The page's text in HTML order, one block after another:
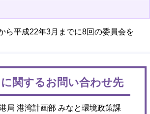
ら平成22年3月までに8回の委員会を
関するお問い合わせ先
局 港湾計画部 みなと環境政策課